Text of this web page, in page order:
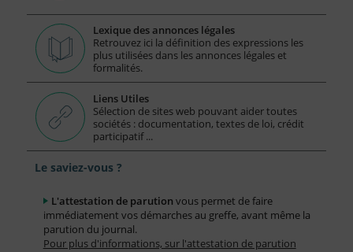
Lexique des annonces légales
Retrouvez ici la définition des expressions les
plus utilisées dans les annonces légales et
formalités.
Liens Utiles
Sélection de sites web pouvant aider toutes
sociétés : documentation, textes de loi, crédit
participatif ...
Le saviez-vous ?
L'attestation de parution vous permet de faire
immédiatement vos démarches au greffe, avant même la
parution du journal.
Pour plus d'informations, sur l'attestation de parution